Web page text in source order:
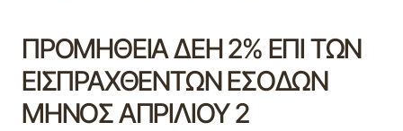
ΠΡΟΜΗΘΕΙΑ ΔΕΗ 2% ΕΠΙ ΤΩΝ
ΕΙΣΠΡΑΧΘΕΝΤΩΝ ΕΣΟΔΩΝ
ΜΗΝΟΣ ΑΠΡΙΛΙΟΥ 2